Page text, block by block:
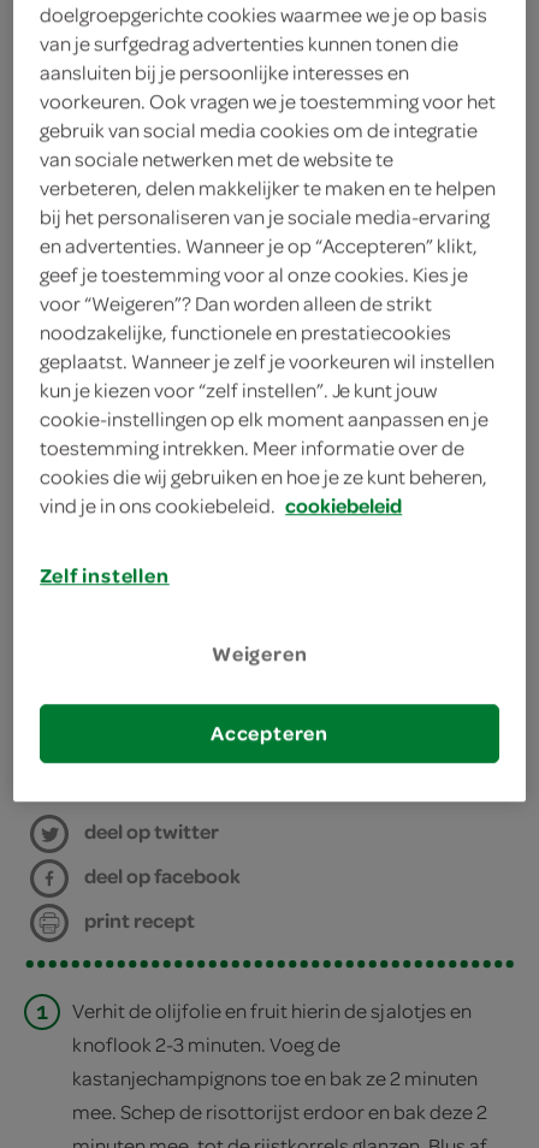
2 eetlepels platte peterselie
1 klontje boter
100 gram Parmezaanse kaas
800 milliliter groentebouillon
150 milliliter rode port
300 gram risottorijst
250 gram kastanjechampignons
250 gram kastanjechampignons
2 teentjes knoflook
1 ui
2 sjalotjes
bereiden
deel op twitter
deel op facebook
print recept
1
Verhit de olijfolie en fruit hierin de sjalotjes en
knoflook 2-3 minuten. Voeg de
kastanjechampignons toe en bak ze 2 minuten
mee. Schep de risottorijst erdoor en bak deze 2
doelgroepgerichte cookies waarmee we je op basis
van je surfgedrag advertenties kunnen tonen die
aansluiten bij je persoonlijke interesses en
voorkeuren. Ook vragen we je toestemming voor het
gebruik van social media cookies om de integratie
van sociale netwerken met de website te
verbeteren, delen makkelijker te maken en te helpen
bij het personaliseren van je sociale media-ervaring
en advertenties. Wanneer je op “Accepteren” klikt,
geef je toestemming voor al onze cookies. Kies je
voor “Weigeren”? Dan worden alleen de strikt
noodzakelijke, functionele en prestatiecookies
geplaatst. Wanneer je zelf je voorkeuren wil instellen
kun je kiezen voor “zelf instellen”. Je kunt jouw
cookie-instellingen op elk moment aanpassen en je
toestemming intrekken. Meer informatie over de
cookies die wij gebruiken en hoe je ze kunt beheren,
vind je in ons cookiebeleid. cookiebeleid
Zelf instellen
Weigeren
Accepteren